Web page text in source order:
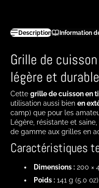
Description Information
Grille de
légère et durable
Cette grille de cuisson en
utilisation aussi bien en
camp) que pour les
Légère, résistante et
de gamme aux grilles en
Caractéristiques
Dimensions : 200 ×
Poids : 141 g (5.0 oz)